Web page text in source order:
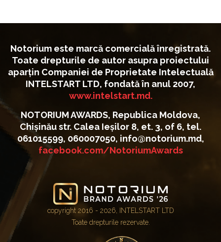
Notorium este marcă comercială înregistrată.
Toate drepturile de autor asupra proiectului
aparțin Companiei de Proprietate Intelectuală
INTELSTART LTD, fondată în anul 2007,
www.intelstart.md.
NOTORIUM AWARDS, Republica Moldova,
Chișinău str. Calea Ieșilor 8, et. 3, of 6, tel.
061015599, 060007050, info@notorium.md,
facebook.com/NotoriumAwards
copyright 2016 - 2026, INTELSTART LTD
Toate drepturile rezervate.